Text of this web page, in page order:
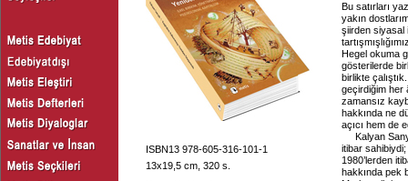
ISBN13 978-605-316-101-1
13x19,5 cm, 320 s.
Bu satırları
yakın
şiirden siyasal
Hegel okuma
gösterilerde
birlikte
geçirdiğim her
zamansız
hakkında ne
açıcı hem de
Kalyan
itibar sahibiydi;
1980’lerden
hakkında pek